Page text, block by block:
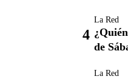
La Red
de
La Red